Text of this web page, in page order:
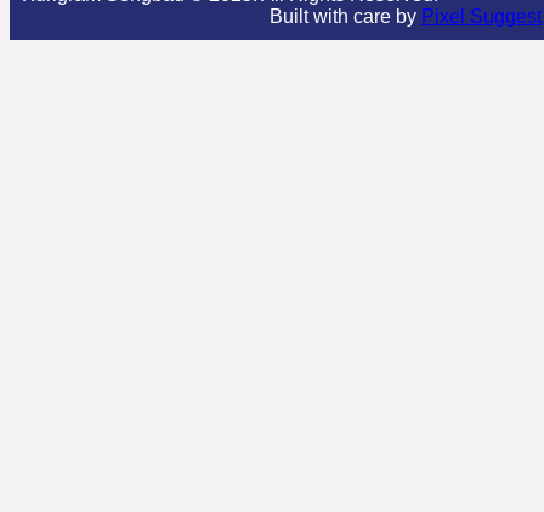
Built with care by Pixel Suggest